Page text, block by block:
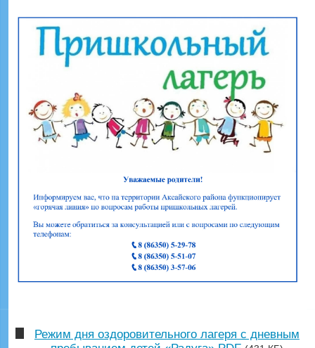
Режим дня оздоровительного лагеря с дневным